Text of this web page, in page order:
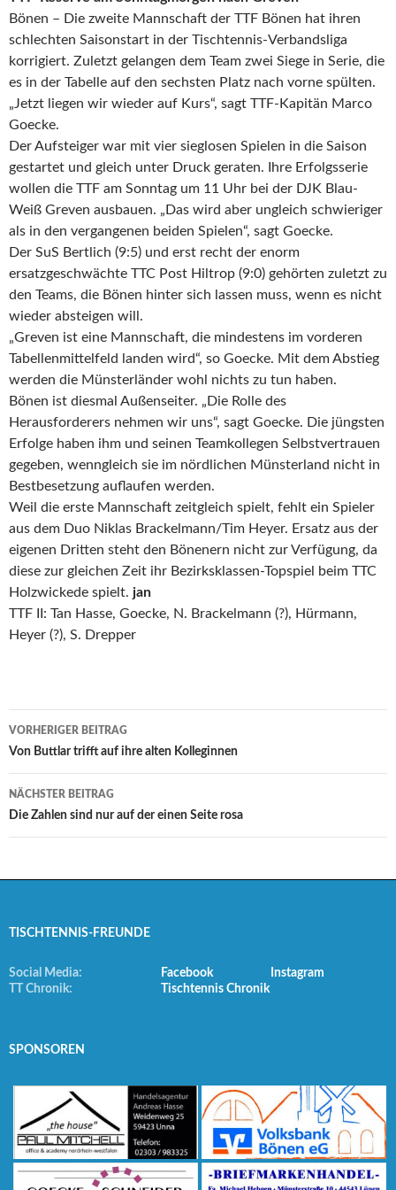
Bönen – Die zweite Mannschaft der TTF Bönen hat ihren
schlechten Saisonstart in der Tischtennis-Verbandsliga
korrigiert. Zuletzt gelangen dem Team zwei Siege in Serie, die
es in der Tabelle auf den sechsten Platz nach vorne spülten.
„Jetzt liegen wir wieder auf Kurs“, sagt TTF-Kapitän Marco
Goecke.
Der Aufsteiger war mit vier sieglosen Spielen in die Saison
gestartet und gleich unter Druck geraten. Ihre Erfolgsserie
wollen die TTF am Sonntag um 11 Uhr bei der DJK Blau-
Weiß Greven ausbauen. „Das wird aber ungleich schwieriger
als in den vergangenen beiden Spielen“, sagt Goecke.
Der SuS Bertlich (9:5) und erst recht der enorm
ersatzgeschwächte TTC Post Hiltrop (9:0) gehörten zuletzt zu
den Teams, die Bönen hinter sich lassen muss, wenn es nicht
wieder absteigen will.
„Greven ist eine Mannschaft, die mindestens im vorderen
Tabellenmittelfeld landen wird“, so Goecke. Mit dem Abstieg
werden die Münsterländer wohl nichts zu tun haben.
Bönen ist diesmal Außenseiter. „Die Rolle des
Herausforderers nehmen wir uns“, sagt Goecke. Die jüngsten
Erfolge haben ihm und seinen Teamkollegen Selbstvertrauen
gegeben, wenngleich sie im nördlichen Münsterland nicht in
Bestbesetzung auflaufen werden.
Weil die erste Mannschaft zeitgleich spielt, fehlt ein Spieler
aus dem Duo Niklas Brackelmann/Tim Heyer. Ersatz aus der
eigenen Dritten steht den Bönenern nicht zur Verfügung, da
diese zur gleichen Zeit ihr Bezirksklassen-Topspiel beim TTC
Holzwickede spielt. jan
TTF II: Tan Hasse, Goecke, N. Brackelmann (?), Hürmann,
Heyer (?), S. Drepper
Beitrags-
Navigation
VORHERIGER BEITRAG
Von Buttlar trifft auf ihre alten Kolleginnen
NÄCHSTER BEITRAG
Die Zahlen sind nur auf der einen Seite rosa
TISCHTENNIS-FREUNDE
Social Media: Facebook
Instagram
TT Chronik:
Tischtennis Chronik
SPONSOREN